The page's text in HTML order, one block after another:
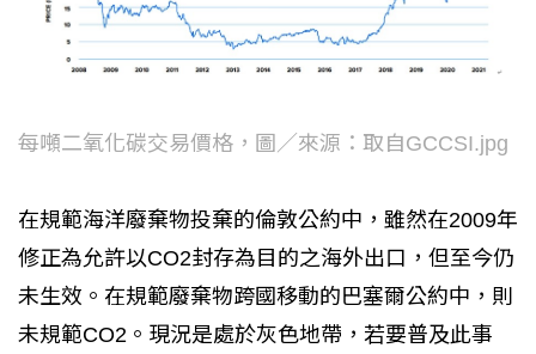
每噸二氧化碳交易價格，圖／來源：取自GCCSI.jpg
在規範海洋廢棄物投棄的倫敦公約中，雖然在2009年
修正為允許以CO2封存為目的之海外出口，但至今仍
未生效。在規範廢棄物跨國移動的巴塞爾公約中，則
未規範CO2。現況是處於灰色地帶，若要普及此事